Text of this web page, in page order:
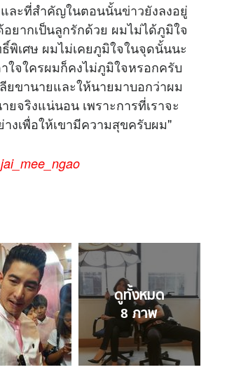
และที่สำคัญในตอนนั้นข่าวยังลงอยู่
ยากเป็นลูกรักด้วย ผมไม่ได้ภูมิใจ
พิเศษ ผมไม่เคยภูมิใจในจุดนั้นนะ
ใจใครผมก็คงไม่ภูมิใจหรอกครับ
ยขานายและให้นายมาบอกว่าผม
จริงแน่นอน เพราะการที่เราจะ
เพื่อให้เขามีความสุขครับผม"
ดูทั้งหมด
8 ภาพ